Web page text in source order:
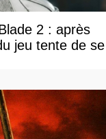
2 : après
jeu tente de se